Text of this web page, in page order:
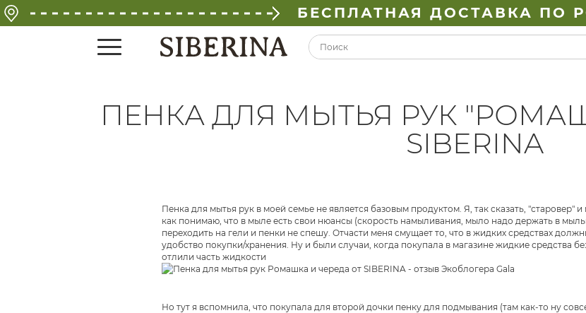
БЕСПЛАТНАЯ ДОСТАВКА ПО
ПЕНКА ДЛЯ МЫТЬЯ РУК
SIBERINA
Пенка для мытья рук в моей семье не является базовым продуктом. Я, так сказать,
как понимаю, что в мыле есть свои нюансы (скорость намыливания, мыло надо держать в
переходить на гели и пенки не спешу. Отчасти меня смущает то, что в жидких средствах
удобство покупки/хранения. Ну и были случаи, когда покупала в магазине жидкие средства
отлили часть жидкости
Но тут я вспомнила, что покупала для второй дочки пенку для подмывания (там как-то ну